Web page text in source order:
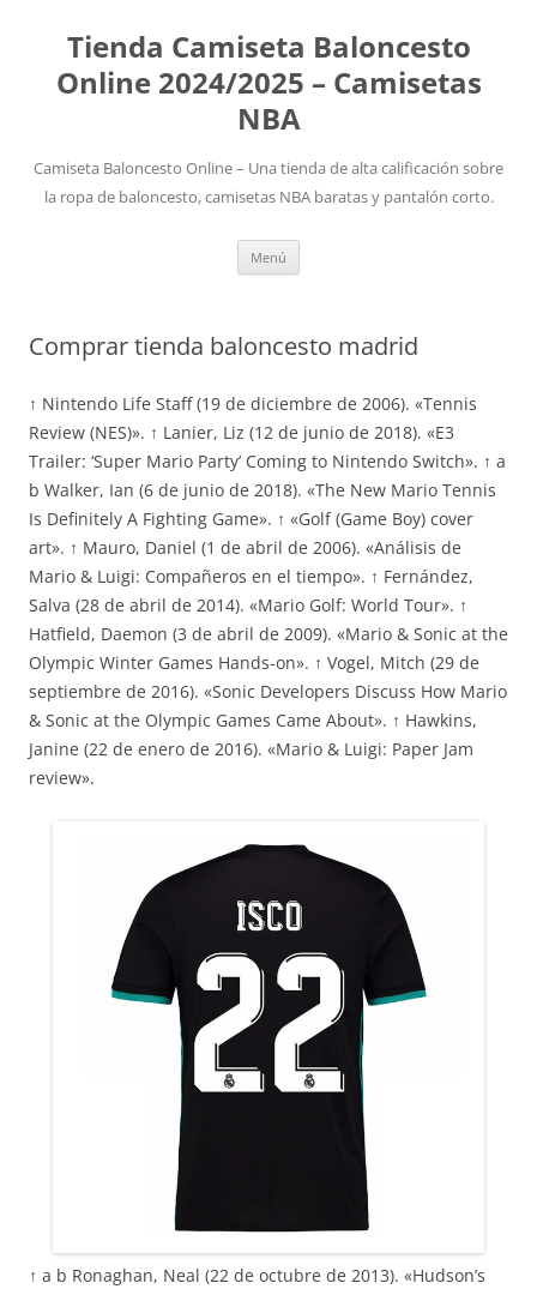
Tienda Camiseta Baloncesto
Online 2024/2025 – Camisetas
NBA
Camiseta Baloncesto Online – Una tienda de alta calificación sobre
la ropa de baloncesto, camisetas NBA baratas y pantalón corto.
Menú
Comprar tienda baloncesto madrid
↑ Nintendo Life Staff (19 de diciembre de 2006). «Tennis
Review (NES)». ↑ Lanier, Liz (12 de junio de 2018). «E3
Trailer: ‘Super Mario Party’ Coming to Nintendo Switch». ↑ a
b Walker, Ian (6 de junio de 2018). «The New Mario Tennis
Is Definitely A Fighting Game». ↑ «Golf (Game Boy) cover
art». ↑ Mauro, Daniel (1 de abril de 2006). «Análisis de
Mario & Luigi: Compañeros en el tiempo». ↑ Fernández,
Salva (28 de abril de 2014). «Mario Golf: World Tour». ↑
Hatfield, Daemon (3 de abril de 2009). «Mario & Sonic at the
Olympic Winter Games Hands-on». ↑ Vogel, Mitch (29 de
septiembre de 2016). «Sonic Developers Discuss How Mario
& Sonic at the Olympic Games Came About». ↑ Hawkins,
Janine (22 de enero de 2016). «Mario & Luigi: Paper Jam
review».
↑ a b Ronaghan, Neal (22 de octubre de 2013). «Hudson’s